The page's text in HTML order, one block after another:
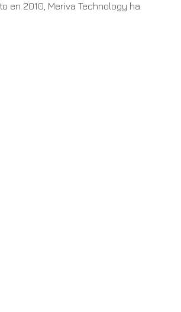
en 2010, Meriva Technology ha